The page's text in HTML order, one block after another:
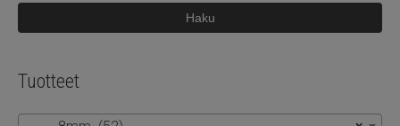
Haku
Tuotteet